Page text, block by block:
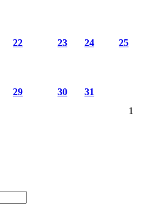
22 23 24 25
29 30
31
1